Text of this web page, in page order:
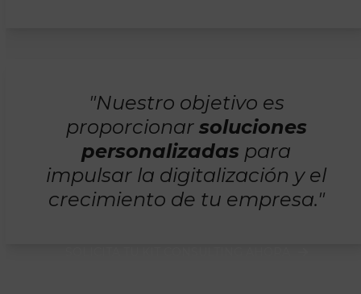
"Nuestro objetivo es
proporcionar soluciones
personalizadas para
impulsar la digitalización y el
crecimiento de tu empresa."